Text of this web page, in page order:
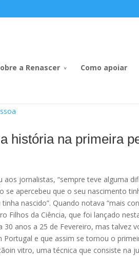
a Renascer Como apoiar
história na primeira
jornalistas, “sempre teve alguma
apercebeu que o seu nascimento
nascido”. Quando notava “mais
Filhos da Ciência, que foi lançado
anos a 25 de Fevereiro, mas talvez
Portugal e que assim se tornou o
vitro, uma técnica que consiste na